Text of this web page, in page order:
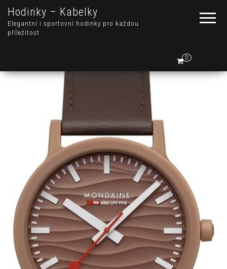
Hodinky – Kabelky
Elegantní i sportovní hodinky pro každou
příležitost
0